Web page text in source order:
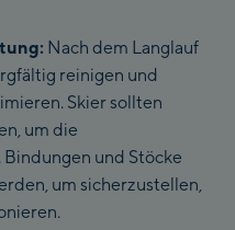
Nach dem Langlauf
reinigen und
Skier sollten
um die
und Stöcke
um sicherzustellen,